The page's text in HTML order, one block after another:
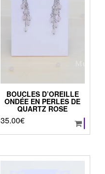
BOUCLES D’OREILLE
ONDÉE EN PERLES DE
QUARTZ ROSE
35.00€